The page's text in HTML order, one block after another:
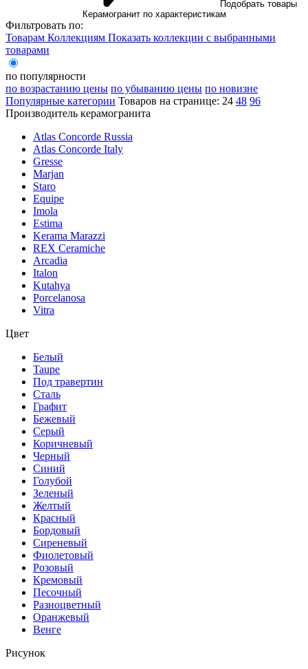
Керамогранит по характеристикам
Фильтровать по:
Товарам Коллекциям Показать коллекции с выбранными
товарами
по популярности
по возрастанию цены по убыванию цены по новизне
Популярные категории Товаров на странице: 24 48 96
Производитель керамогранита
Atlas Concorde Russia
Atlas Concorde Italy
Gresse
Marjan
Staro
Equipe
Imola
Estima
Kerama Marazzi
REX Ceramiche
Arcadia
Italon
Kutahya
Porcelanosa
Vitra
Цвет
Белый
Taupe
Под травертин
Сталь
Графит
Бежевый
Серый
Коричневый
Черный
Синий
Голубой
Зеленый
Желтый
Красный
Бордовый
Сиреневый
Фиолетовый
Розовый
Кремовый
Песочный
Разноцветный
Оранжевый
Венге
Рисунок